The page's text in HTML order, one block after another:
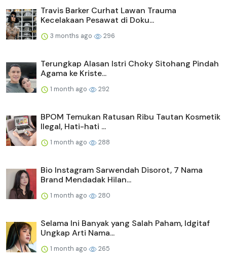
Travis Barker Curhat Lawan Trauma
Kecelakaan Pesawat di Doku...
3 months ago 296
Terungkap Alasan Istri Choky Sitohang Pindah
Agama ke Kriste...
1 month ago 292
BPOM Temukan Ratusan Ribu Tautan Kosmetik
Ilegal, Hati-hati ...
1 month ago 288
Bio Instagram Sarwendah Disorot, 7 Nama
Brand Mendadak Hilan...
1 month ago 280
Selama Ini Banyak yang Salah Paham, Idgitaf
Ungkap Arti Nama...
1 month ago 265